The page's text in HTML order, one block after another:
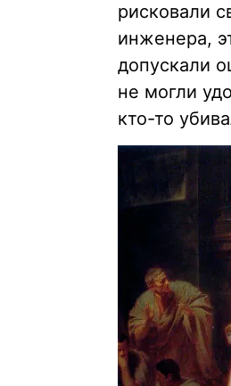
рисковали
инженера,
допускали
не могли
кто-то